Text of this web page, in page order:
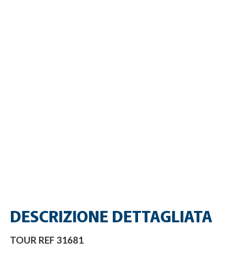
DESCRIZIONE DETTAGLIATA
TOUR REF 31681